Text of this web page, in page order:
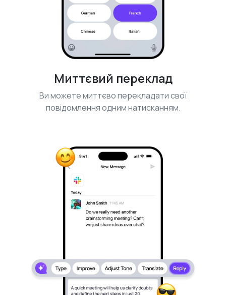
Миттєвий переклад
Ви можете миттєво перекладати свої
повідомлення одним натисканням.